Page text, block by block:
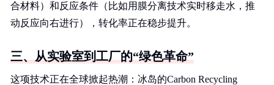
合材料）和反应条件（比如用膜分离技术实时移走水，推
动反应向右进行），转化率正在稳步提升。
三、从实验室到工厂的“绿色革命”
这项技术正在全球掀起热潮：冰岛的Carbon Recycling